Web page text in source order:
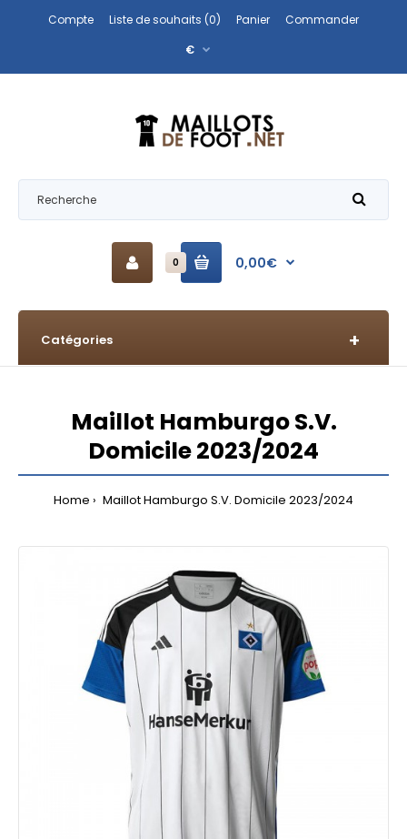
Compte Liste de souhaits (0) Panier
Commander
€
0 0,00€
Catégories
Maillot Hamburgo S.V.
Domicile 2023/2024
Home Maillot Hamburgo S.V. Domicile 2023/2024